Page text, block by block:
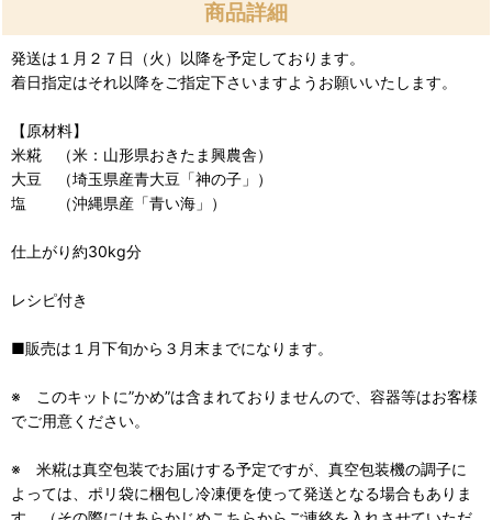
商品詳細
発送は１月２７日（火）以降を予定しております。
着日指定はそれ以降をご指定下さいますようお願いいたします。
【原材料】
米糀 （米：山形県おきたま興農舎）
大豆 （埼玉県産青大豆「神の子」）
塩 （沖縄県産「青い海」）
仕上がり約30kg分
レシピ付き
■販売は１月下旬から３月末までになります。
※ このキットに”かめ”は含まれておりませんので、容器等はお客様
でご用意ください。
※ 米糀は真空包装でお届けする予定ですが、真空包装機の調子に
よっては、ポリ袋に梱包し冷凍便を使って発送となる場合もありま